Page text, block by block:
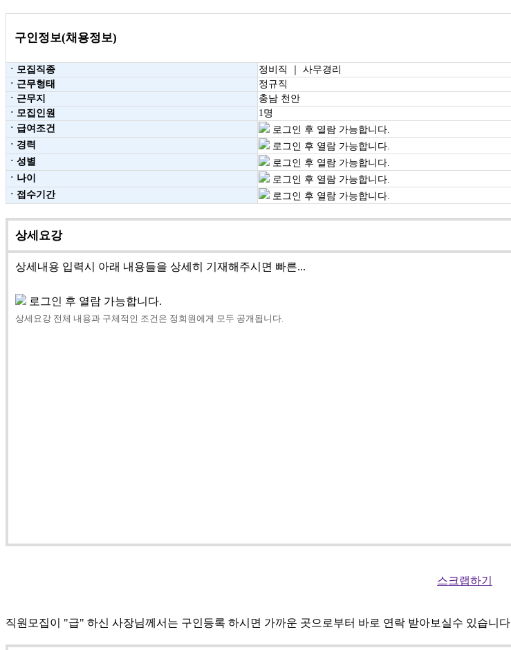
구인정보(채용정보)
ㆍ모집직종
정비직 ｜ 사무경리
ㆍ근무형태
정규직
ㆍ근무지
충남 천안
ㆍ모집인원
1명
ㆍ급여조건
로그인 후 열람 가능합니다.
ㆍ경력
로그인 후 열람 가능합니다.
ㆍ성별
로그인 후 열람 가능합니다.
ㆍ나이
로그인 후 열람 가능합니다.
ㆍ접수기간
로그인 후 열람 가능합니다.
상세요강
상세내용 입력시 아래 내용들을 상세히 기재해주시면 빠른...
로그인 후 열람 가능합니다.
상세요강 전체 내용과 구체적인 조건은 정회원에게 모두 공개됩니다.
스크랩하기
직원모집이 "급" 하신 사장님께서는 구인등록 하시면 가까운 곳으로부터 바로 연락 받아보실수 있습니다